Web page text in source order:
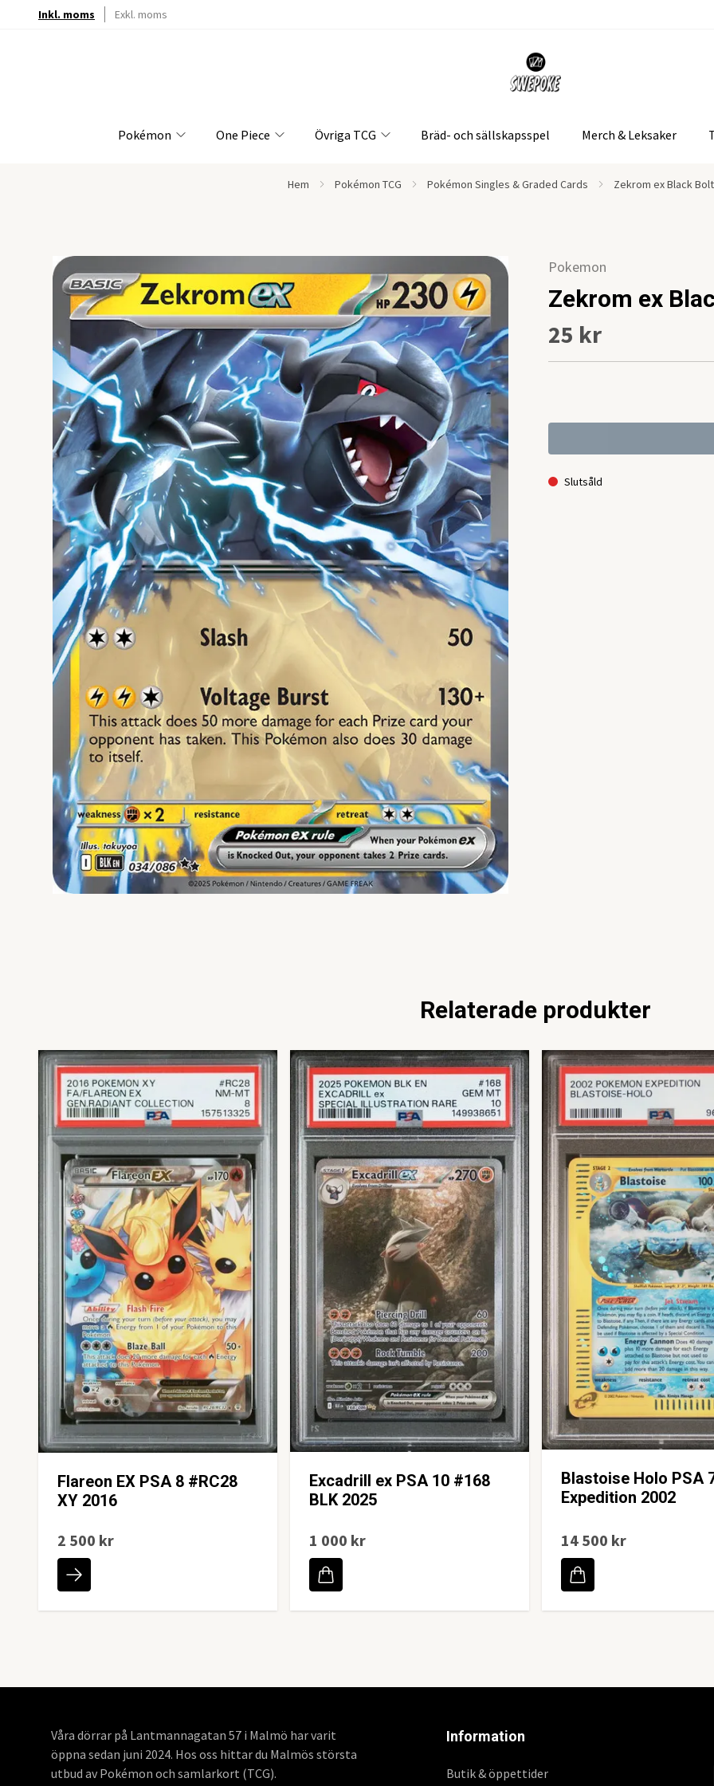
Inkl. moms Exkl. moms
Pokémon One Piece Övriga TCG Bräd- och sällskapsspel Merch & Leksaker
Hem Pokémon TCG Pokémon Singles & Graded Cards Zekrom ex Black
Pokemon
Zekrom ex
25 kr
Slutsåld
Relaterade produkter
Flareon EX PSA 8 #RC28
XY 2016
2 500 kr
Excadrill ex PSA 10 #168
BLK 2025
1 000 kr
Blastoise Holo PSA
Expedition 2002
14 500 kr
Våra dörrar på Lantmannagatan 57 i Malmö har varit
öppna sedan juni 2024. Hos oss hittar du Malmös största
utbud av Pokémon och samlarkort (TCG).
Information
Butik & öppettider